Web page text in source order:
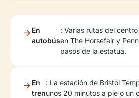
En
autobús
: Varias rutas del
en The Horsefair y
pasos de la estatua.
En
tren
: La estación de Bristol
unos 20 minutos a pie o un